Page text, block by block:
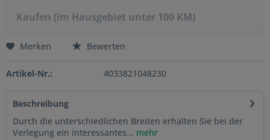
Kaufen (im Hausgebiet unter 100 KM)
Merken Bewerten
Artikel-Nr.: 4033821048230
Beschreibung
Durch die unterschiedlichen Breiten erhalten Sie bei der
Verlegung ein interessantes... mehr